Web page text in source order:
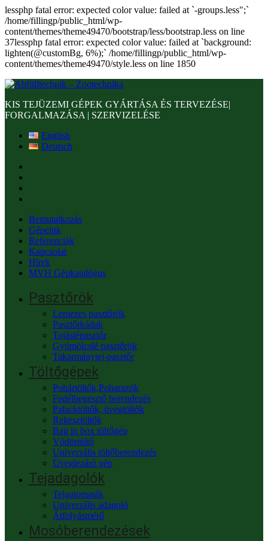
lessphp fatal error: expected color value: failed at `-groups.less";`
/home/fillingp/public_html/wp-
content/themes/theme49470/bootstrap/less/bootstrap.less on line
37lessphp fatal error: expected color value: failed at `background:
lighten(@customBg, 6%);` /home/fillingp/public_html/wp-
content/themes/theme49470/style.less on line 1850
KIS TEJÜZEMI GÉPEK GYÁRTÁSA ÉS TERVEZÉSE|
FORGALMAZÁSA | SZERVIZELÉSE
English
Deutsch
Bemutatkozás
Gépeink
Referenciák
Kapcsolat
Hírek
MVH Gépkatalógus
Pasztőrök
Lemezes pasztőrök
Pasztőrkádak
Tojáslépasztőr
Gyümölcslé pasztőrök
Takarmánytej-pasztőr
Töltőgépek
Pohártöltők,Poharazók
Fedélhegesztő berendezés
Palacktöltők, üvegtöltők
Rekesztöltők
Bag in box töltőgép
Vödörtöltő
Univerzális töltőberendezés
Üveglezáró gép
Tejadagolók
Tejautomaták
Univerzális adagoló
Átfolyásmérő
Mosóberendezések